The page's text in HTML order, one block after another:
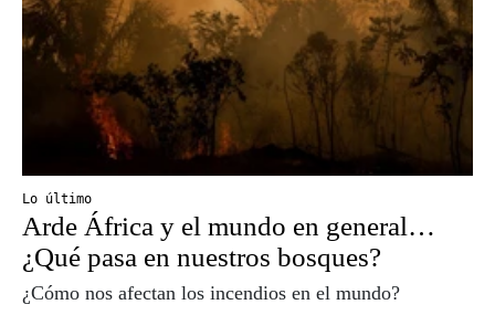
Lo último
Arde África y el mundo en general…
¿Qué pasa en nuestros bosques?
¿Cómo nos afectan los incendios en el mundo?